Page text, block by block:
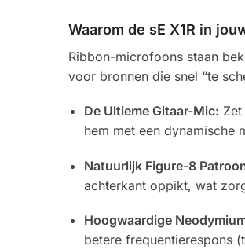
Waarom de sE X1R in
Ribbon-microfoons staan
voor bronnen die snel “te
De Ultieme Gitaar-Mic:
hem met een dynamische
Natuurlijk Figure-8
achterkant oppikt, wat
Hoogwaardige
betere frequentierespons